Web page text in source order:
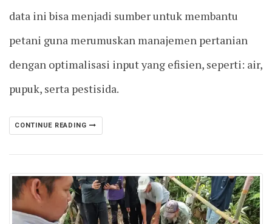
data ini bisa menjadi sumber untuk membantu
petani guna merumuskan manajemen pertanian
dengan optimalisasi input yang efisien, seperti: air,
pupuk, serta pestisida.
CONTINUE READING